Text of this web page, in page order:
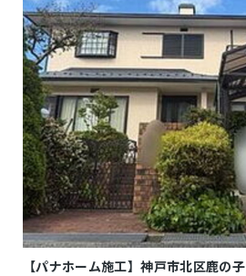
【パナホーム施工】神戸市北区鹿の